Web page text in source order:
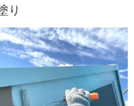
り